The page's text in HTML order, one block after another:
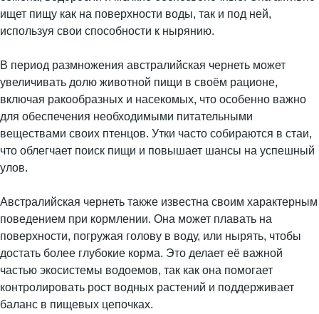
ищет пищу как на поверхности воды, так и под ней,
используя свои способности к нырянию.
В период размножения австралийская чернеть может
увеличивать долю животной пищи в своём рационе,
включая ракообразных и насекомых, что особенно важно
для обеспечения необходимыми питательными
веществами своих птенцов. Утки часто собираются в стаи,
что облегчает поиск пищи и повышает шансы на успешный
улов.
Австралийская чернеть также известна своим характерным
поведением при кормлении. Она может плавать на
поверхности, погружая голову в воду, или нырять, чтобы
достать более глубокие корма. Это делает её важной
частью экосистемы водоемов, так как она помогает
контролировать рост водных растений и поддерживает
баланс в пищевых цепочках.